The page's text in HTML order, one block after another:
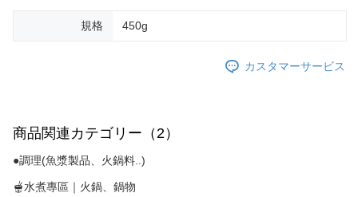
規格 450g
カスタマーサービス
商品関連カテゴリー（2）
●調理(魚漿製品、火鍋料..)
🫕水煮專區｜火鍋、鍋物